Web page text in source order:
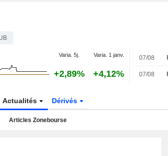
Varia. 5j. Varia. 1 janv.
+2,89% +4,12%
07/08
07/08
Actualités Dérivés
Articles Zonebourse